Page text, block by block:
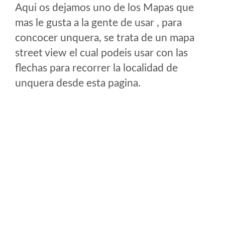
Aqui os dejamos uno de los Mapas que
mas le gusta a la gente de usar , para
concocer unquera, se trata de un mapa
street view el cual podeis usar con las
flechas para recorrer la localidad de
unquera desde esta pagina.